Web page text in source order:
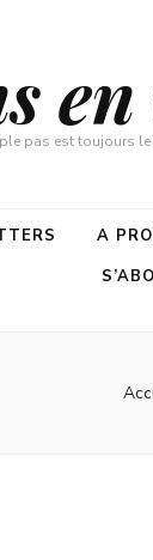
pas est toujours
A